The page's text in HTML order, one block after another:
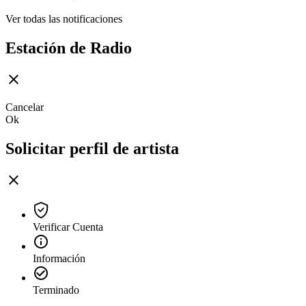
Ver todas las notificaciones
Estación de Radio
Cancelar
Ok
Solicitar perfil de artista
Verificar Cuenta
Información
Terminado